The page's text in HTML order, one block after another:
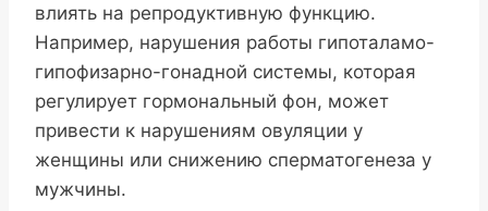
влиять на репродуктивную функцию.
Например, нарушения работы гипоталамо-
гипофизарно-гонадной системы, которая
регулирует гормональный фон, может
привести к нарушениям овуляции у
женщины или снижению сперматогенеза у
мужчины.